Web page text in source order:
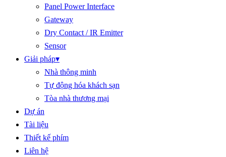
Panel Power Interface
Gateway
Dry Contact / IR Emitter
Sensor
Giải pháp▾
Nhà thông minh
Tự động hóa khách sạn
Tòa nhà thương mại
Dự án
Tài liệu
Thiết kế phím
Liên hệ